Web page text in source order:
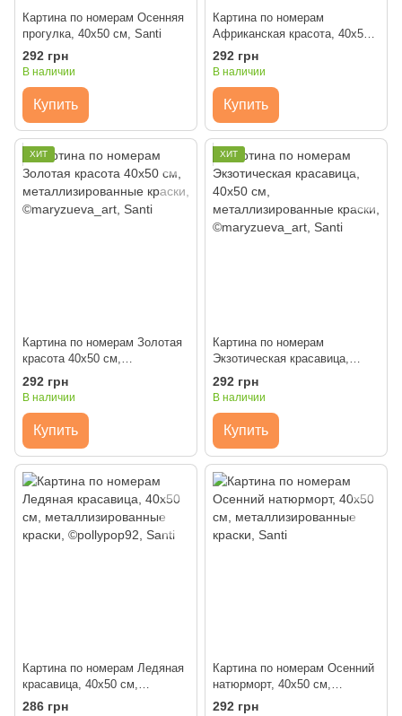
Картина по номерам Осенняя
прогулка, 40х50 см, Santi
292 грн
В наличии
Купить
Картина по номерам
Африканская красота, 40х50
см, металлизированные
краски, ©maryzueva_art, Santi
292 грн
В наличии
Купить
ХИТ
Картина по номерам Золотая
красота 40х50 см,
металлизированные краски,
©maryzueva_art, Santi
292 грн
В наличии
Купить
ХИТ
Картина по номерам
Экзотическая красавица,
40х50 см, металлизированные
краски, ©maryzueva_art, Santi
292 грн
В наличии
Купить
Картина по номерам Ледяная
красавица, 40х50 см,
металлизированные краски,
286 грн
Картина по номерам Осенний
натюрморт, 40х50 см,
металлизированные краски,
292 грн